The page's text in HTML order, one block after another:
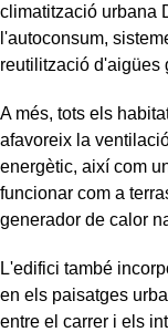
climatització urbana
l'autoconsum,
reutilització d'aigües
A més, tots els
afavoreix la
energètic, així com
funcionar com a
generador de calor
L'edifici també
en els paisatges
entre el carrer i els